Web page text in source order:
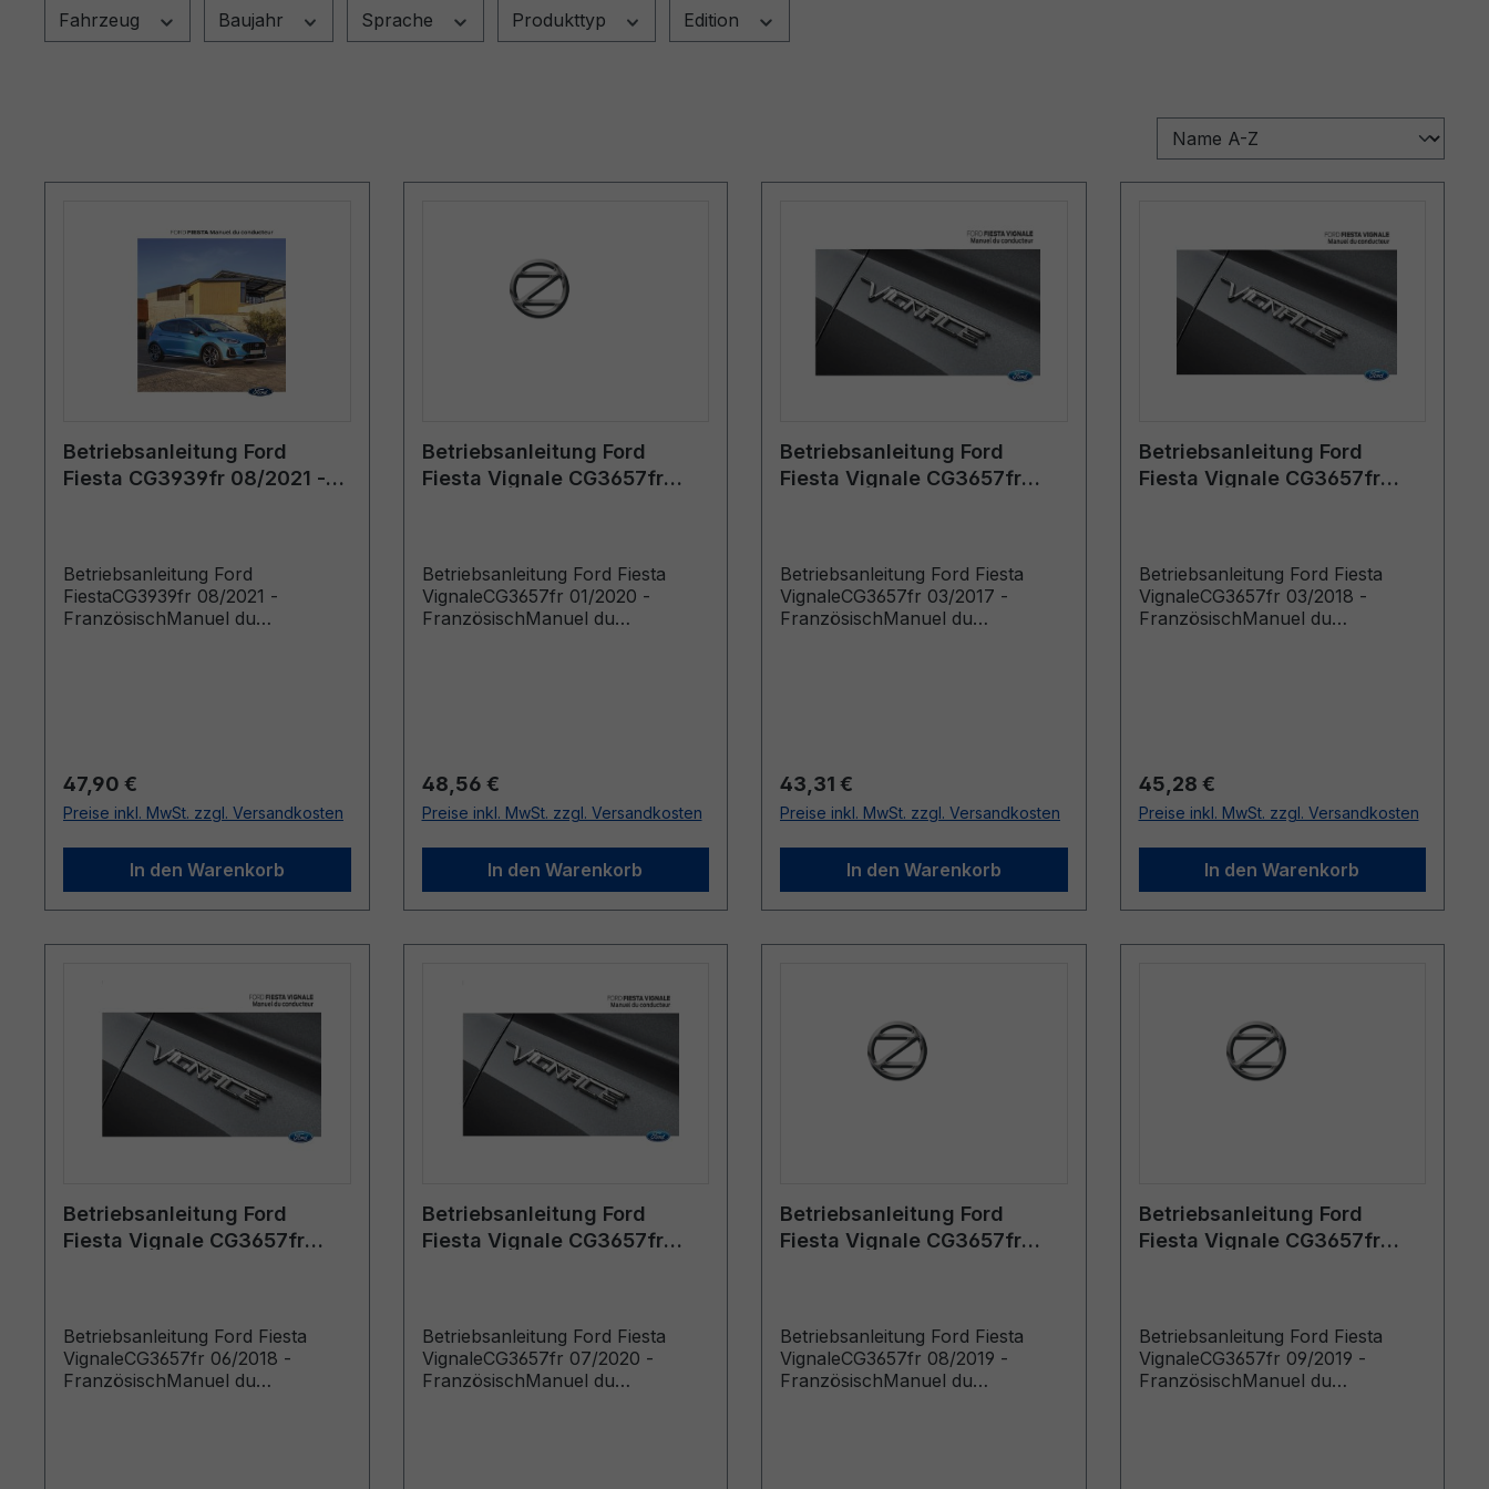
Fahrzeug Baujahr Sprache Produkttyp Edition
Betriebsanleitung Ford
Fiesta CG3939fr 08/2021 -
Betriebsanleitung Ford
FiestaCG3939fr 08/2021 -
FranzösischManuel du
Regulärer Preis:
47,90 €
Preise inkl. MwSt. zzgl. Versandkosten
In den Warenkorb
Betriebsanleitung Ford
Fiesta Vignale CG3657fr
Betriebsanleitung Ford Fiesta
VignaleCG3657fr 01/2020 -
FranzösischManuel du
Regulärer Preis:
48,56 €
Preise inkl. MwSt. zzgl. Versandkosten
In den Warenkorb
Betriebsanleitung Ford
Fiesta Vignale CG3657fr
Betriebsanleitung Ford Fiesta
VignaleCG3657fr 03/2017 -
FranzösischManuel du
Regulärer Preis:
43,31 €
Preise inkl. MwSt. zzgl. Versandkosten
In den Warenkorb
Betriebsanleitung Ford
Fiesta Vignale CG3657fr
Betriebsanleitung Ford Fiesta
VignaleCG3657fr 03/2018 -
FranzösischManuel du
Regulärer Preis:
45,28 €
Preise inkl. MwSt. zzgl. Versandkosten
In den Warenkorb
Betriebsanleitung Ford
Fiesta Vignale CG3657fr
Betriebsanleitung Ford Fiesta
VignaleCG3657fr 06/2018 -
FranzösischManuel du
Betriebsanleitung Ford
Fiesta Vignale CG3657fr
Betriebsanleitung Ford Fiesta
VignaleCG3657fr 07/2020 -
FranzösischManuel du
Betriebsanleitung Ford
Fiesta Vignale CG3657fr
Betriebsanleitung Ford Fiesta
VignaleCG3657fr 08/2019 -
FranzösischManuel du
Betriebsanleitung Ford
Fiesta Vignale CG3657fr
Betriebsanleitung Ford Fiesta
VignaleCG3657fr 09/2019 -
FranzösischManuel du